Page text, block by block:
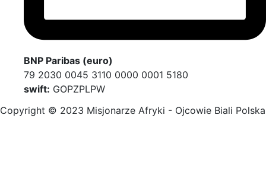
BNP Paribas (euro)
79 2030 0045 3110 0000 0001 5180
swift: GOPZPLPW
Copyright © 2023 Misjonarze Afryki - Ojcowie Biali Polska